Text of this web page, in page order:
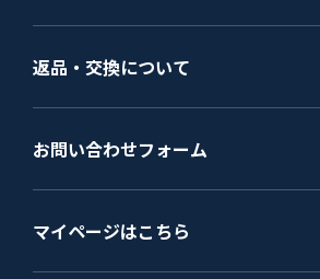
返品・交換について
お問い合わせフォーム
マイページはこちら